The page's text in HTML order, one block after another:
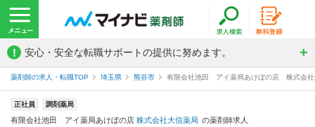
! 安心・安全な転職サポートの提供に努めます。
薬剤師の求人・転職TOP 埼玉県 熊谷市 有限会社池田 アイ薬局あけぼの店 株式会社
正社員 調剤薬局
有限会社池田 アイ薬局あけぼの店 株式会社大信薬局 の薬剤師求人